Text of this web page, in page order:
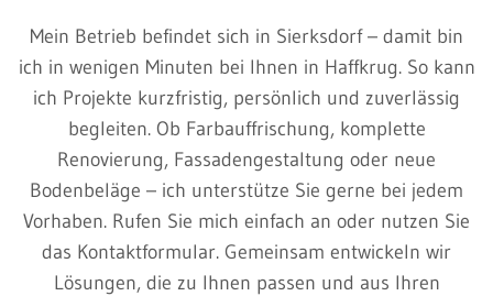
Mein Betrieb befindet sich in Sierksdorf – damit bin
ich in wenigen Minuten bei Ihnen in Haffkrug. So kann
ich Projekte kurzfristig, persönlich und zuverlässig
begleiten. Ob Farbauffrischung, komplette
Renovierung, Fassadengestaltung oder neue
Bodenbeläge – ich unterstütze Sie gerne bei jedem
Vorhaben. Rufen Sie mich einfach an oder nutzen Sie
das Kontaktformular. Gemeinsam entwickeln wir
Lösungen, die zu Ihnen passen und aus Ihren